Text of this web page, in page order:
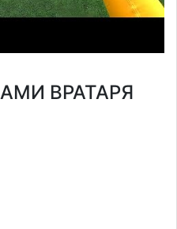
ВРАТАРЯ